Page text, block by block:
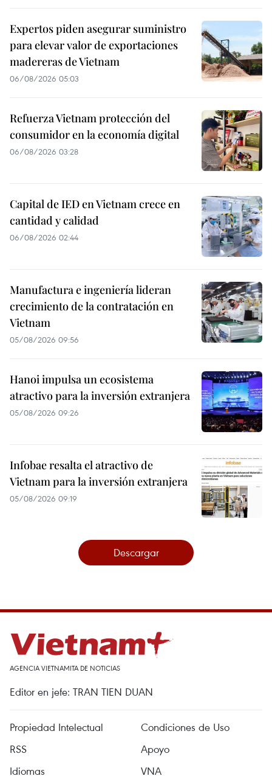
Expertos piden asegurar suministro
para elevar valor de exportaciones
madereras de Vietnam
06/08/2026 05:03
Refuerza Vietnam protección del
consumidor en la economía digital
06/08/2026 03:28
Capital de IED en Vietnam crece en
cantidad y calidad
06/08/2026 02:44
Manufactura e ingeniería lideran
crecimiento de la contratación en
Vietnam
05/08/2026 09:56
Hanoi impulsa un ecosistema
atractivo para la inversión extranjera
05/08/2026 09:26
Infobae resalta el atractivo de
Vietnam para la inversión extranjera
05/08/2026 09:19
Descargar
AGENCIA VIETNAMITA DE NOTICIAS
Editor en jefe: TRAN TIEN DUAN
Propiedad Intelectual
Condiciones de Uso
RSS
Apoyo
Idiomas
VNA